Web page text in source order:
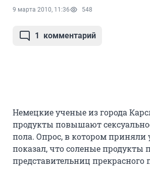
9 марта 2010, 11:36 548
1 комментарий
Немецкие ученые из города
продукты повышают
пола. Опрос, в котором приняли
показал, что соленые продукты
представительниц прекрасного